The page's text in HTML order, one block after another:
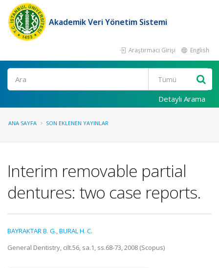
Akademik Veri Yönetim Sistemi
Araştırmacı Girişi English
Ara
Detaylı Arama
ANA SAYFA SON EKLENEN YAYINLAR
Interim removable partial
dentures: two case reports.
BAYRAKTAR B. G.,BURAL H. C.
General Dentistry, cilt.56, sa.1, ss.68-73, 2008 (Scopus)